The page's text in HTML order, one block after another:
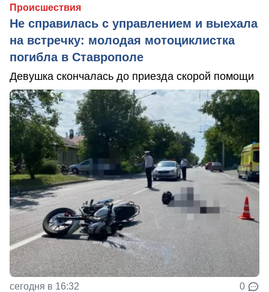
Происшествия
Не справилась с управлением и выехала
на встречку: молодая мотоциклистка
погибла в Ставрополе
Девушка скончалась до приезда скорой помощи
сегодня в 16:32 0